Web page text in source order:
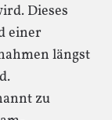
Dieses
einer
längst
zu